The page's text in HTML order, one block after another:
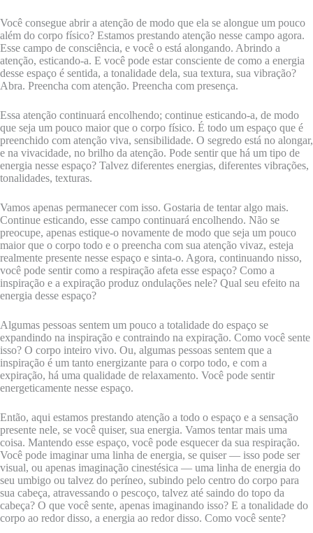
Você consegue abrir a atenção de modo que ela se alongue um pouco
além do corpo físico? Estamos prestando atenção nesse campo agora.
Esse campo de consciência, e você o está alongando. Abrindo a
atenção, esticando-a. E você pode estar consciente de como a energia
desse espaço é sentida, a tonalidade dela, sua textura, sua vibração?
Abra. Preencha com atenção. Preencha com presença.
Essa atenção continuará encolhendo; continue esticando-a, de modo
que seja um pouco maior que o corpo físico. É todo um espaço que é
preenchido com atenção viva, sensibilidade. O segredo está no alongar,
e na vivacidade, no brilho da atenção. Pode sentir que há um tipo de
energia nesse espaço? Talvez diferentes energias, diferentes vibrações,
tonalidades, texturas.
Vamos apenas permanecer com isso. Gostaria de tentar algo mais.
Continue esticando, esse campo continuará encolhendo. Não se
preocupe, apenas estique-o novamente de modo que seja um pouco
maior que o corpo todo e o preencha com sua atenção vivaz, esteja
realmente presente nesse espaço e sinta-o. Agora, continuando nisso,
você pode sentir como a respiração afeta esse espaço? Como a
inspiração e a expiração produz ondulações nele? Qual seu efeito na
energia desse espaço?
Algumas pessoas sentem um pouco a totalidade do espaço se
expandindo na inspiração e contraindo na expiração. Como você sente
isso? O corpo inteiro vivo. Ou, algumas pessoas sentem que a
inspiração é um tanto energizante para o corpo todo, e com a
expiração, há uma qualidade de relaxamento. Você pode sentir
energeticamente nesse espaço.
Então, aqui estamos prestando atenção a todo o espaço e a sensação
presente nele, se você quiser, sua energia. Vamos tentar mais uma
coisa. Mantendo esse espaço, você pode esquecer da sua respiração.
Você pode imaginar uma linha de energia, se quiser — isso pode ser
visual, ou apenas imaginação cinestésica — uma linha de energia do
seu umbigo ou talvez do períneo, subindo pelo centro do corpo para
sua cabeça, atravessando o pescoço, talvez até saindo do topo da
cabeça? O que você sente, apenas imaginando isso? E a tonalidade do
corpo ao redor disso, a energia ao redor disso. Como você sente?